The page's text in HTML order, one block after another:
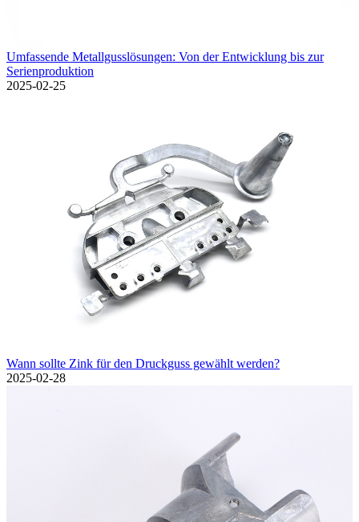
Umfassende Metallgusslösungen: Von der Entwicklung bis zur
Serienproduktion
2025-02-25
Wann sollte Zink für den Druckguss gewählt werden?
2025-02-28